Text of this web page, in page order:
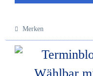
Merken